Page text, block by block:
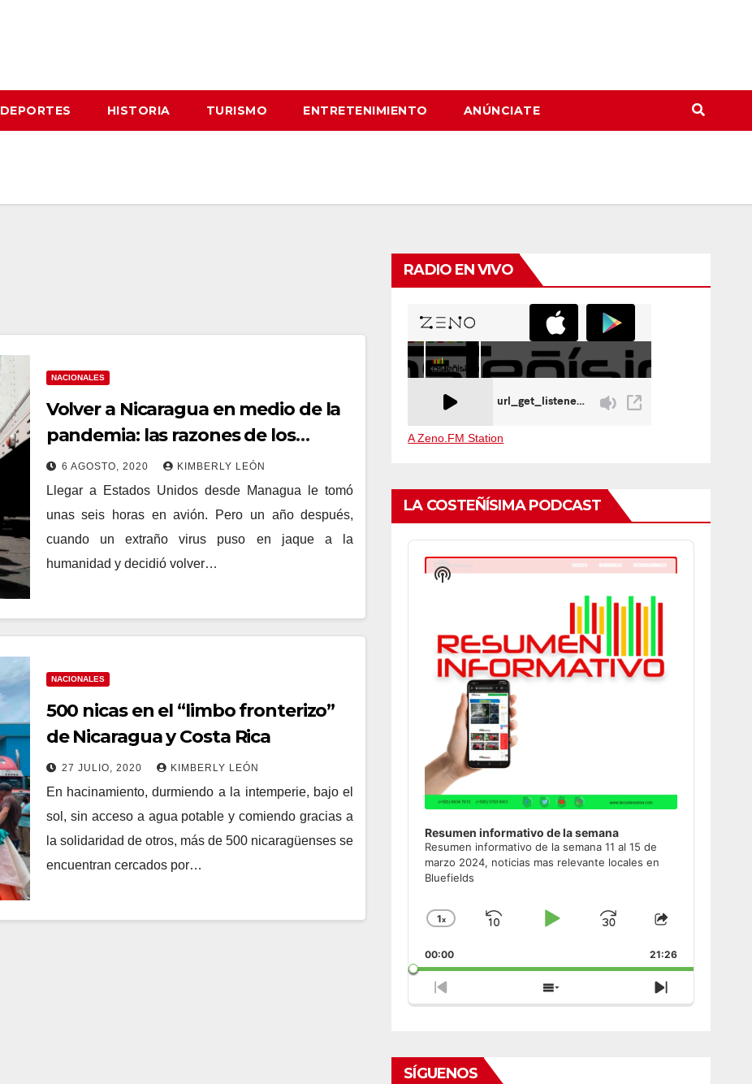
DEPORTES HISTORIA TURISMO ENTRETENIMIENTO ANÚNCIATE
NACIONALES
Volver a Nicaragua en medio de la
pandemia: las razones de los
migrantes
6 AGOSTO, 2020 KIMBERLY LEÓN
Llegar a Estados Unidos desde Managua le tomó
unas seis horas en avión. Pero un año después,
cuando un extraño virus puso en jaque a la
humanidad y decidió volver…
NACIONALES
500 nicas en el “limbo fronterizo”
de Nicaragua y Costa Rica
27 JULIO, 2020 KIMBERLY LEÓN
En hacinamiento, durmiendo a la intemperie, bajo el
sol, sin acceso a agua potable y comiendo gracias a
la solidaridad de otros, más de 500 nicaragüenses se
encuentran cercados por…
RADIO EN VIVO
A Zeno.FM Station
LA COSTEÑÍSIMA PODCAST
Audio
Player
Resumen informativo de la semana
Resumen informativo de la semana 11 al 15 de
marzo 2024, noticias mas relevante locales en
Bluefields
Change
Rate
1x
Skip
Play
Jump
Forward
Share
Episode
00:00 21:26
Previous
Episode
Show
Episodes
Next
Episode
Show
SÍGUENOS